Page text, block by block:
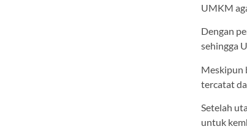
UMKM
Dengan
sehingga
Meskipun
tercatat
Setelah
untuk